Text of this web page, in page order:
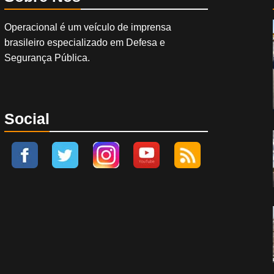
Operacional é um veículo de imprensa
brasileiro especializado em Defesa e
Segurança Pública.
Social